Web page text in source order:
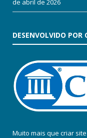
de abril de 2026
DESENVOLVIDO POR
Muito mais que criar site